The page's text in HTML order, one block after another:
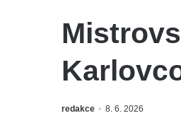
redakce 8. 6. 2026